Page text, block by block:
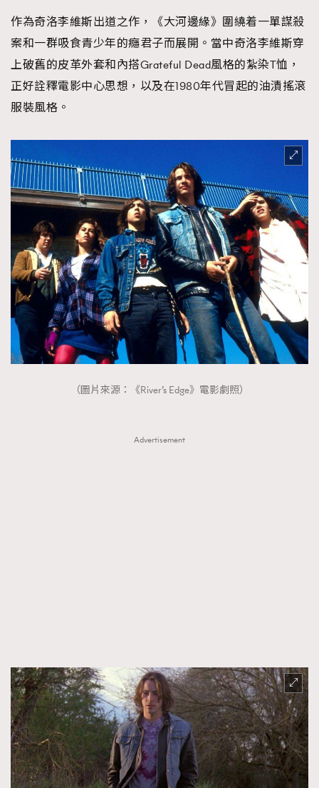
作為奇洛李維斯出道之作，《大河邊緣》圍繞着一單謀殺
案和一群吸食青少年的癮君子而展開。當中奇洛李維斯穿
上破舊的皮革外套和內搭Grateful Dead風格的紮染T恤，
正好詮釋電影中心思想，以及在1980年代冒起的油漬搖滾
服裝風格。
（圖片來源：《River’s Edge》電影劇照）
Advertisement